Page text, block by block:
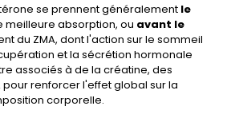
se prennent généralement le
meilleure absorption, ou avant le
du ZMA, dont l'action sur le sommeil
et la sécrétion hormonale
associés à de la créatine, des
pour renforcer l'effet global sur la
corporelle.